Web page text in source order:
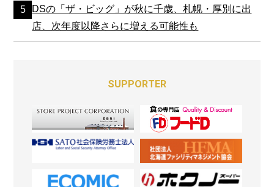
DSの「ザ・ビッグ」が秋に千歳、札幌・厚別に出
店、次年度以降さらに増える可能性も
SUPPORTER